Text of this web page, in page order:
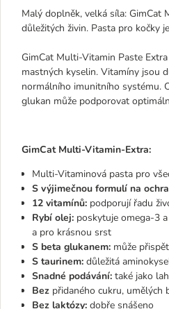
Malý doplněk, velká síla: GimCat
důležitých živin. Pasta pro kočky
GimCat Multi-Vitamin Paste
mastných kyselin. Vitamíny jsou
normálního imunitního systému.
glukan může podporovat
GimCat Multi-Vitamin-Extra:
Multi-Vitaminová pasta pro
S výjimečnou formulí na
12 vitamínů: podporují řadu
Rybí olej: poskytuje omega-3
a pro krásnou srst
S beta glukanem: může
S taurinem: důležitá
Snadné podávání: také jako
Bez přidaného cukru, umělých
Bez laktózy: dobře snášeno